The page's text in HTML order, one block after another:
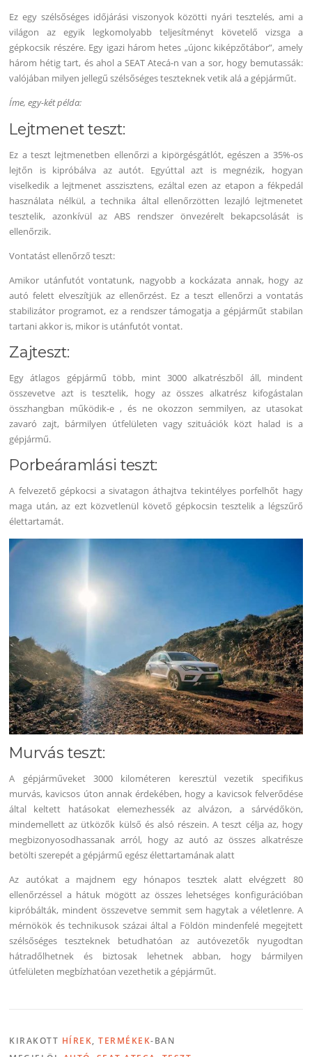
Ez egy szélsőséges időjárási viszonyok közötti nyári tesztelés, ami a
világon az egyik legkomolyabb teljesítményt követelő vizsga a
gépkocsik részére. Egy igazi három hetes „újonc kiképzőtábor”, amely
három hétig tart, és ahol a SEAT Atecá-n van a sor, hogy bemutassák:
valójában milyen jellegű szélsőséges teszteknek vetik alá a gépjárműt.
Íme, egy-két példa:
Lejtmenet teszt:
Ez a teszt lejtmenetben ellenőrzi a kipörgésgátlót, egészen a 35%-os
lejtőn is kipróbálva az autót. Egyúttal azt is megnézik, hogyan
viselkedik a lejtmenet asszisztens, ezáltal ezen az etapon a fékpedál
használata nélkül, a technika által ellenőrzötten lezajló lejtmenetet
tesztelik, azonkívül az ABS rendszer önvezérelt bekapcsolását is
ellenőrzik.
Vontatást ellenőrző teszt:
Amikor utánfutót vontatunk, nagyobb a kockázata annak, hogy az
autó felett elveszítjük az ellenőrzést. Ez a teszt ellenőrzi a vontatás
stabilizátor programot, ez a rendszer támogatja a gépjárműt stabilan
tartani akkor is, mikor is utánfutót vontat.
Zajteszt:
Egy átlagos gépjármű több, mint 3000 alkatrészből áll, mindent
összevetve azt is tesztelik, hogy az összes alkatrész kifogástalan
összhangban működik-e , és ne okozzon semmilyen, az utasokat
zavaró zajt, bármilyen útfelületen vagy szituációk közt halad is a
gépjármű.
Porbeáramlási teszt:
A felvezető gépkocsi a sivatagon áthajtva tekintélyes porfelhőt hagy
maga után, az ezt közvetlenül követő gépkocsin tesztelik a légszűrő
élettartamát.
Murvás teszt:
A gépjárműveket 3000 kilométeren keresztül vezetik specifikus
murvás, kavicsos úton annak érdekében, hogy a kavicsok felverődése
által keltett hatásokat elemezhessék az alvázon, a sárvédőkön,
mindemellett az ütközők külső és alsó részein. A teszt célja az, hogy
megbizonyosodhassanak arról, hogy az autó az összes alkatrésze
betölti szerepét a gépjármű egész élettartamának alatt
Az autókat a majdnem egy hónapos tesztek alatt elvégzett 80
ellenőrzéssel a hátuk mögött az összes lehetséges konfigurációban
kipróbálták, mindent összevetve semmit sem hagytak a véletlenre. A
mérnökök és technikusok százai által a Földön mindenfelé megejtett
szélsőséges teszteknek betudhatóan az autóvezetők nyugodtan
hátradőlhetnek és biztosak lehetnek abban, hogy bármilyen
útfelületen megbízhatóan vezethetik a gépjárműt.
KIRAKOTT HÍREK,TERMÉKEK-BAN